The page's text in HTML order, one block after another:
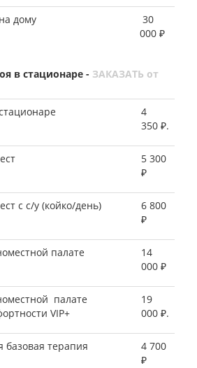
дому
30
000 ₽
в стационаре - ЗАКАЗАТЬ от
4
350 ₽.
5 300
₽
с с/у (койко/день)
6 800
₽
палате
14
000 ₽
палате
VIP+
19
000 ₽.
базовая терапия
4 700
₽